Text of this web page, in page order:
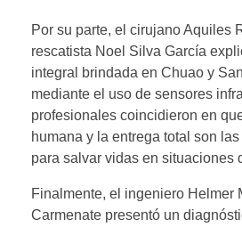
Por su parte, el cirujano Aquiles
rescatista Noel Silva García
integral brindada en Chuao y
mediante el uso de sensores
profesionales coincidieron en
humana y la entrega total son
para salvar vidas en situaciones
Finalmente, el ingeniero Helmer
Carmenate presentó un